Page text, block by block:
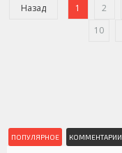
Назад 1 2
10
ПОПУЛЯРНОЕ КОММЕНТАРИИ